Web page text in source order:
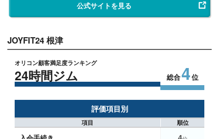
公式サイトを見る
JOYFIT24 根津
オリコン顧客満足度ランキング
24時間ジム 総合4位
評価項目別
項目 順位